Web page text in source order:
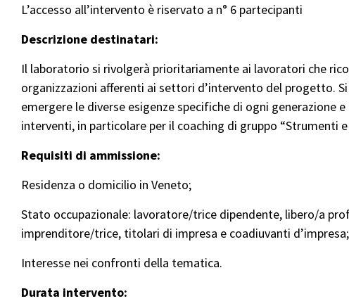
L’accesso all’intervento è riservato a n° 6 partecipanti
Descrizione destinatari:
Il laboratorio si rivolgerà prioritariamente ai lavoratori che
organizzazioni afferenti ai settori d’intervento del progetto.
emergere le diverse esigenze specifiche di ogni generazione
interventi, in particolare per il coaching di gruppo “Strumenti
Requisiti di ammissione:
Residenza o domicilio in Veneto;
Stato occupazionale: lavoratore/trice dipendente, libero/a
imprenditore/trice, titolari di impresa e coadiuvanti d’impresa;
Interesse nei confronti della tematica.
Durata intervento: